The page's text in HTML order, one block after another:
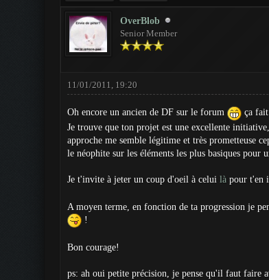
OverBlob
Senior Member
11/01/2011, 19:20
Oh encore un ancien de DF sur le forum
ça fait
Je trouve que ton projet est une excellente
approche me semble légitime et très prometteuse
le néophite sur les éléments les plus basiques pour
Je t'invite à jeter un coup d'oeil à celui làpour t'en
A moyen terme, en fonction de ta progression je
!
Bon courage!
ps: ah oui petite précision, je pense qu'il faut faire